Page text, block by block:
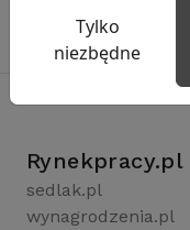
Rynekpracy.pl
sedlak.pl
wynagrodzenia.pl
Tylko
niezbędne